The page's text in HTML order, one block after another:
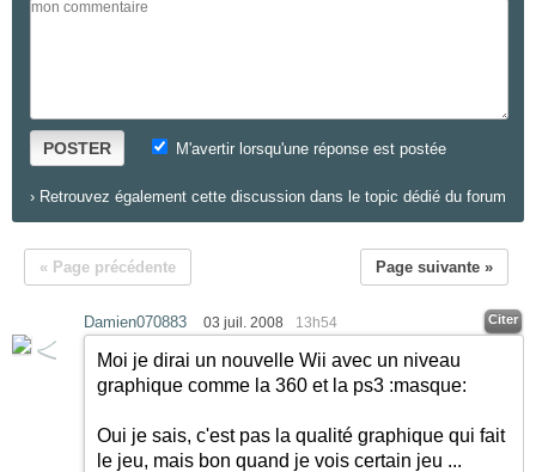
POSTER M'avertir lorsqu'une réponse est postée
› Retrouvez également cette discussion dans le topic dédié du forum
« Page précédente Page suivante »
Damien070883 03 juil. 2008 13h54 Citer
Moi je dirai un nouvelle Wii avec un niveau
graphique comme la 360 et la ps3 :masque:
Oui je sais, c'est pas la qualité graphique qui fait
le jeu, mais bon quand je vois certain jeu ...